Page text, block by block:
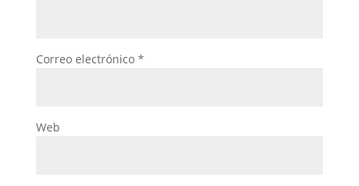
Correo electrónico *
Web